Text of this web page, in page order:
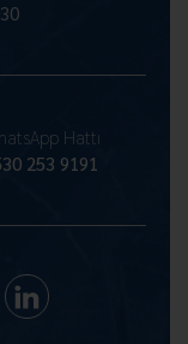
Hattı
253 9191